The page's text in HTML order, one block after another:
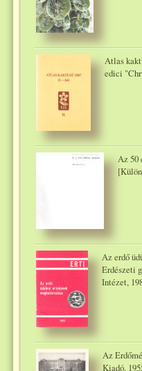
Atlas
edici
Az 50
Az erdő
Erdészeti
Intézet,
Az
Kiadó,